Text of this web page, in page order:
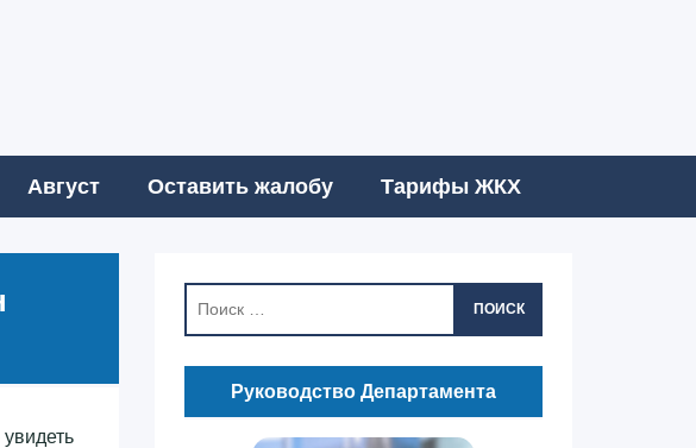
Август Оставить жалобу Тарифы ЖКХ
ПОИСК
Руководство Департамента